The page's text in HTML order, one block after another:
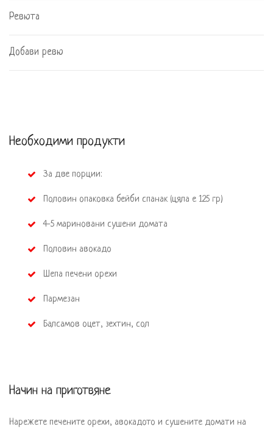
Ревюта
Добави ревю
Необходими продукти
За две порции:
Половин опаковка бейби спанак (цяла е 125 гр)
4-5 мариновани сушени домата
Половин авокадо
Шепа печени орехи
Пармезан
Балсамов оцет, зехтин, сол
Начин на приготвяне
Нарежете печените орехи, авокадото и сушените домати на